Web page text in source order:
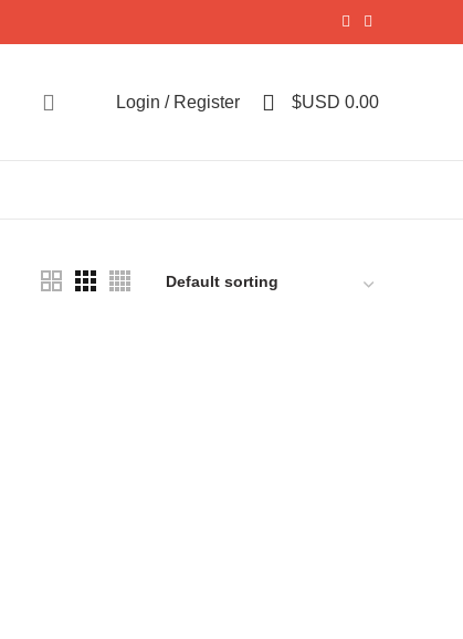
Login / Register $USD 0.00